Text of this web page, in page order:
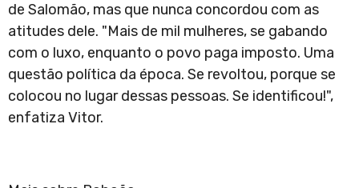
de Salomão, mas que nunca concordou com as
atitudes dele. "Mais de mil mulheres, se gabando
com o luxo, enquanto o povo paga imposto. Uma
questão política da época. Se revoltou, porque se
colocou no lugar dessas pessoas. Se identificou!",
enfatiza Vitor.